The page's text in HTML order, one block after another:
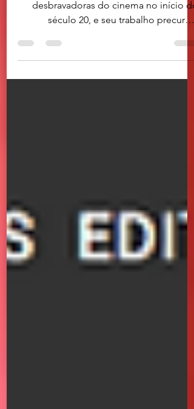
Soviética Esfir Chub esteve entre as
desbravadoras do cinema no início do
século 20, e seu trabalho precursor